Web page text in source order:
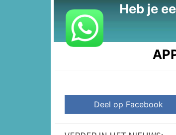
Heb je
Deel op Facebook